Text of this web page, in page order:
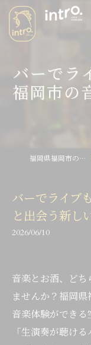
バーでラ
福岡市の
福岡県福岡市のバーならintro dot
バーでライブ
と出会う新し
2026/06/10
音楽とお酒、ど
ませんか？福岡
音楽体験ができ
「生演奏が聴け